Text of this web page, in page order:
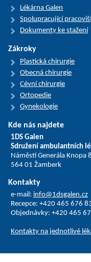
Lékárna Galen
Spolupracující
Dokumenty ke stažení
Zákroky
Plastická chirurgie
Obecná chirurgie
Cévní chirurgie
Ortopedie
Gynekologie
Kde nás najdete
1DS Galen
Sdružení ambulantních
Náměstí Generála Knopa
564 01 Žamberk
Kontakty
e-mail: info@1dsgalen.cz
Recepce: +420 465 676
Objednávky: +420 465
Kontakty na jednotlivé